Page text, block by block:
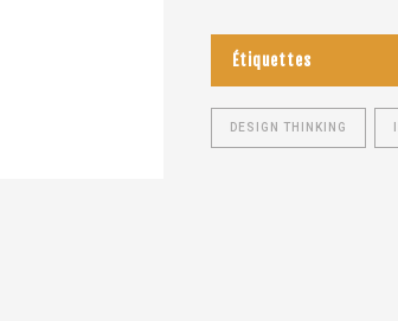
Étiquettes
DESIGN THINKING